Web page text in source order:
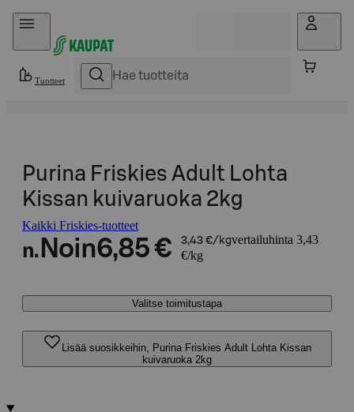
Hyppää sisältöön
Tuotteet
Purina Friskies Adult Lohta
Kissan kuivaruoka 2kg
Kaikki Friskies-tuotteet
n. Noin6,85 € 3,43 €/kgvertailuhinta 3,43
€/kg
Valitse toimitustapa
Lisää suosikkeihin, Purina Friskies Adult Lohta Kissan
kuivaruoka 2kg